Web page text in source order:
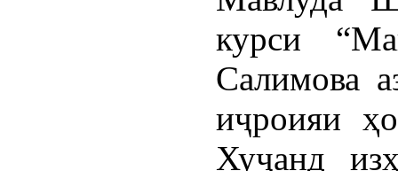
курси
Салимова
иҷроияи
Хуҷанд